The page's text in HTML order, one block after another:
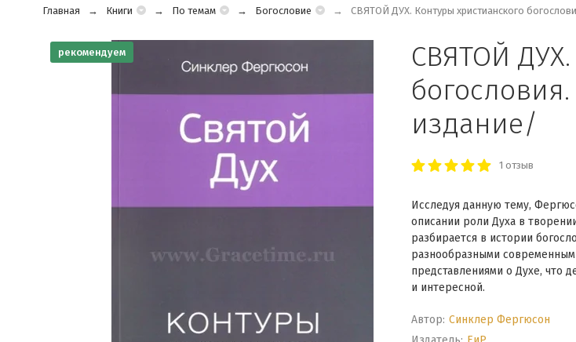
Главная Книги По темам Богословие СВЯТОЙ ДУХ. Контуры христианского
рекомендуем
СВЯТОЙ
издание/
1 отзыв
Исследуя данную тему,
описании роли Духа в
разбирается в истории
разнообразными
представлениями о Духе, что
и интересной.
Автор: Синклер Фергюсон